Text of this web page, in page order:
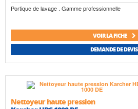
Portique de lavage . Gamme professionnelle
VOIR LA FICHE
DEMANDE DE DEVIS
Nettoyeur haute pression